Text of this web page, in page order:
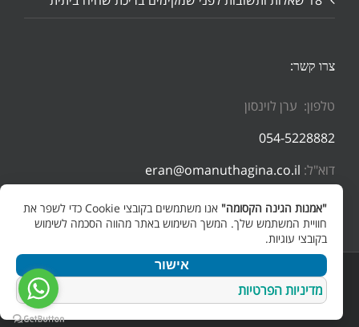
צרו קשר:
טלפון: ערן לוינסון
054-5228882
דוא"ל: eran@omanuthagina.co.il
Copyright 2025 - 2026 | All Rights Reserved
כתובת
דואר
Facebook
YouTube
WhatsApp
"אמנות הגינה הקסומה"
אנו משתמשים בקובצי Cookie כדי לשפר את
חוויית המשתמש שלך. המשך השימוש באתר מהווה הסכמה לשימוש
בקובצי עוגיות.
אישור
מדיניות הפרטיות